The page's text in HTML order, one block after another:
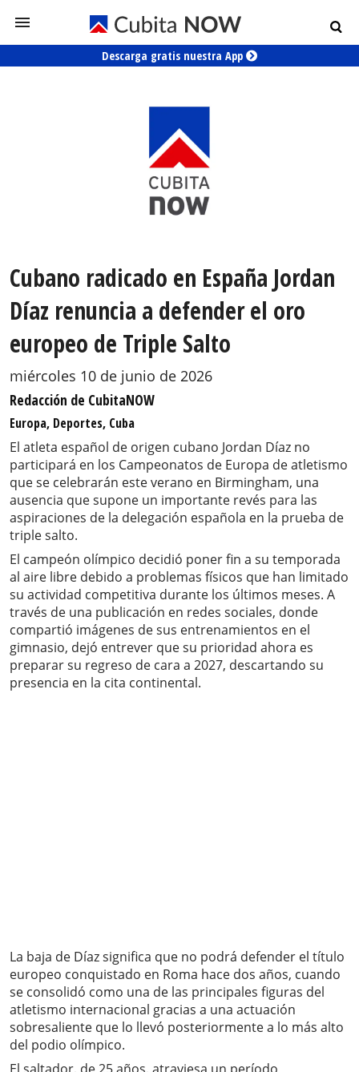
Descarga gratis nuestra App
Cubano radicado en España Jordan
Díaz renuncia a defender el oro
europeo de Triple Salto
miércoles 10 de junio de 2026
Redacción de CubitaNOW
Europa, Deportes, Cuba
El atleta español de origen cubano Jordan Díaz no
participará en los Campeonatos de Europa de atletismo
que se celebrarán este verano en Birmingham, una
ausencia que supone un importante revés para las
aspiraciones de la delegación española en la prueba de
triple salto.
El campeón olímpico decidió poner fin a su temporada
al aire libre debido a problemas físicos que han limitado
su actividad competitiva durante los últimos meses. A
través de una publicación en redes sociales, donde
compartió imágenes de sus entrenamientos en el
gimnasio, dejó entrever que su prioridad ahora es
preparar su regreso de cara a 2027, descartando su
presencia en la cita continental.
La baja de Díaz significa que no podrá defender el título
europeo conquistado en Roma hace dos años, cuando
se consolidó como una de las principales figuras del
atletismo internacional gracias a una actuación
sobresaliente que lo llevó posteriormente a lo más alto
del podio olímpico.